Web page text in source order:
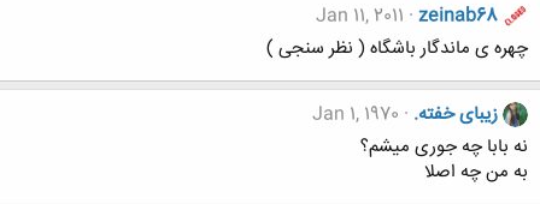
zeinab68
Jan 11, 2011
چهره ی ماندگار باشگاه ( نظر سنجی )
زیبای خفته. Jan 1, 1970
نه بابا چه جوری میشم؟
به من چه اصلا